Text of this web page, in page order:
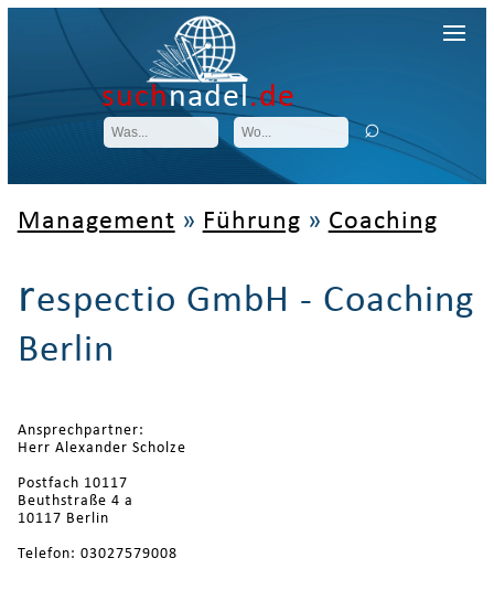
suchnadel.de
Management » Führung » Coaching
respectio GmbH - Coaching
Berlin
Ansprechpartner:
Herr Alexander Scholze
Postfach 10117
Beuthstraße 4 a
10117 Berlin
Telefon: 03027579008